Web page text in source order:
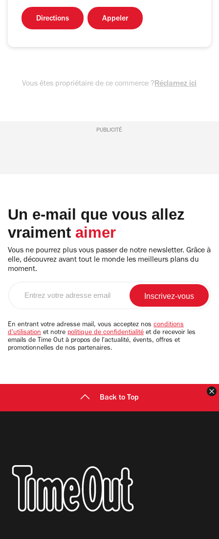
Directions Appeler
Vous êtes propriétaire de ce commerce ?Réclamez ici
PUBLICITÉ
Un e-mail que vous allez
vraiment aimer
Vous ne pourrez plus vous passer de notre newsletter. Grâce à
elle, découvrez avant tout le monde les meilleurs plans du
moment.
email
En entrant votre adresse mail, vous acceptez nos conditions
d'utilisation et notre politique de confidentialité et de recevoir les
emails de Time Out à propos de l'actualité, évents, offres et
promotionnelles de nos partenaires.
Back to Top